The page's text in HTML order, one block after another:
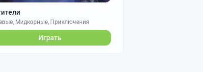
Мидкорные, Приключения
Играть